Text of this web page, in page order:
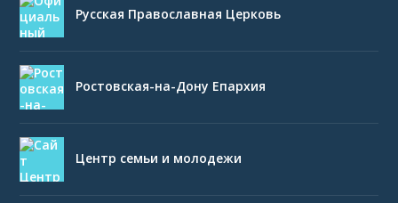
Русская Православная Церковь
Ростовская-на-Дону Епархия
Центр семьи и молодежи